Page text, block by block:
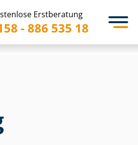
Erstberatung
- 886 535 18